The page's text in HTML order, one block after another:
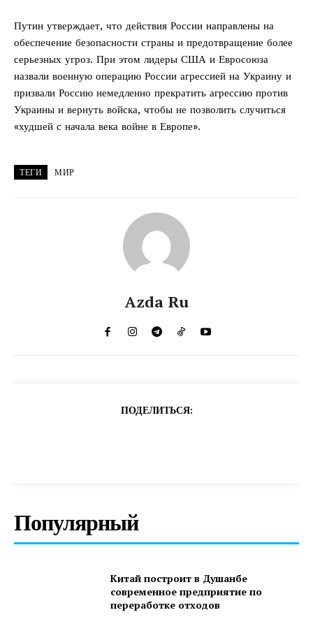
Путин утверждает, что действия России направлены на
обеспечение безопасности страны и предотвращение более
серьезных угроз. При этом лидеры США и Евросоюза
назвали военную операцию России агрессией на Украину и
призвали Россию немедленно прекратить агрессию против
Украины и вернуть войска, чтобы не позволить случиться
«худшей с начала века войне в Европе».
ТЕГИ МИР
Azda Ru
ПОДЕЛИТЬСЯ:
Популярный
Китай построит в Душанбе
современное предприятие по
переработке отходов